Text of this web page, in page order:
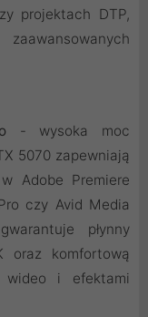
projektach DTP,
- wysoka moc
5070 zapewniają
Adobe Premiere
czy Avid Media
płynny
oraz komfortową
wideo i efektami